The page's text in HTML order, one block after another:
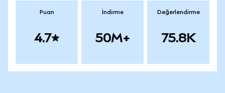
Puan
4.7
İndirme
50M+
Değerlendirme
75.8K